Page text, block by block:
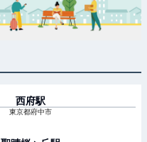
西府駅
東京都府中市